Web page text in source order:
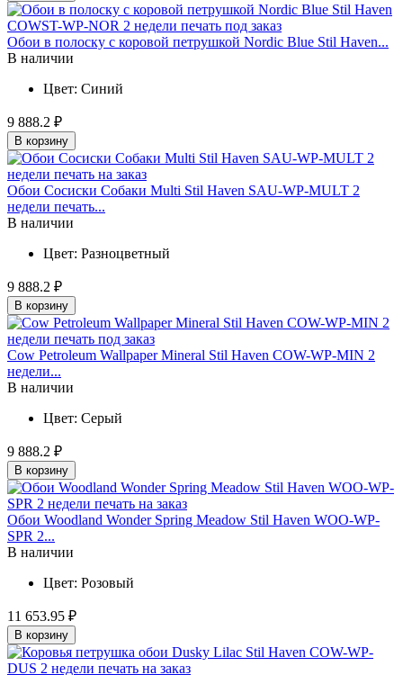
Обои в полоску с коровой петрушкой Nordic Blue Stil Haven...
В наличии
Цвет: Синий
9 888.2 ₽
В корзину
Обои Сосиски Собаки Multi Stil Haven SAU-WP-MULT 2
недели печать...
В наличии
Цвет: Разноцветный
9 888.2 ₽
В корзину
Cow Petroleum Wallpaper Mineral Stil Haven COW-WP-MIN 2
недели...
В наличии
Цвет: Серый
9 888.2 ₽
В корзину
Обои Woodland Wonder Spring Meadow Stil Haven WOO-WP-
SPR 2...
В наличии
Цвет: Розовый
11 653.95 ₽
В корзину